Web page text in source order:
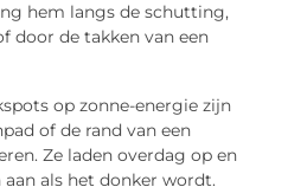
hem langs de schutting,
door de takken van een
op zonne-energie zijn
of de rand van een
Ze laden overdag op en
als het donker wordt.